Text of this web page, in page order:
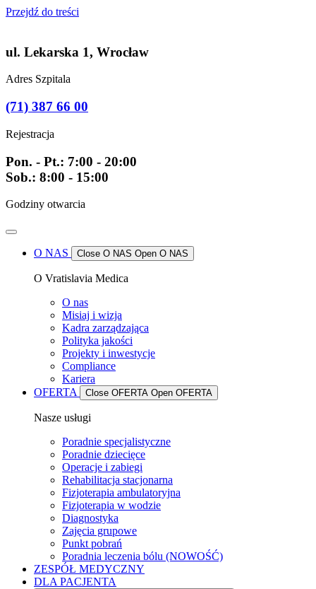
Przejdź do treści
ul. Lekarska 1, Wrocław
Adres Szpitala
(71) 387 66 00
Rejestracja
Pon. - Pt.: 7:00 - 20:00
Sob.: 8:00 - 15:00
Godziny otwarcia
O NAS Close O NAS Open O NAS
O Vratislavia Medica
O nas
Misiaj i wizja
Kadra zarządzająca
Polityka jakości
Projekty i inwestycje
Compliance
Kariera
OFERTA
Close OFERTA Open OFERTA
Nasze usługi
Poradnie specjalistyczne
Poradnie dziecięce
Operacje i zabiegi
Rehabilitacja stacjonarna
Fizjoterapia ambulatoryjna
Fizjoterapia w wodzie
Diagnostyka
Zajęcia grupowe
Punkt pobrań
Poradnia leczenia bólu (NOWOŚĆ)
ZESPÓŁ MEDYCZNY
DLA PACJENTA